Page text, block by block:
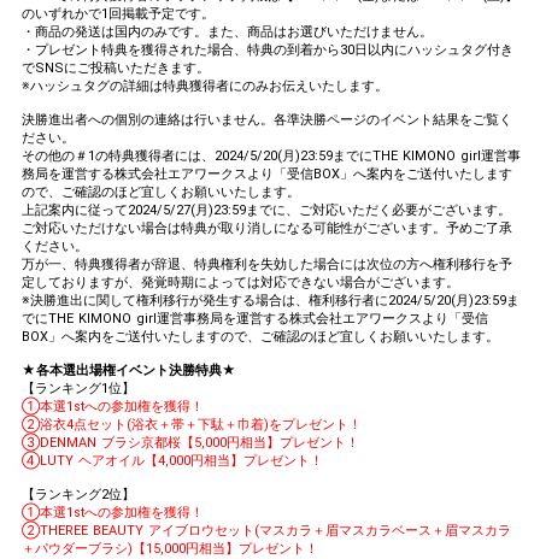
のいずれかで1回掲載予定です。
・商品の発送は国内のみです。また、商品はお選びいただけません。
・プレゼント特典を獲得された場合、特典の到着から30日以内にハッシュタグ付き
でSNSにご投稿いただきます。
※ハッシュタグの詳細は特典獲得者にのみお伝えいたします。
決勝進出者への個別の連絡は行いません。各準決勝ページのイベント結果をご覧く
ださい。
その他の＃1の特典獲得者には、2024/5/20(月)23:59までにTHE KIMONO girl運営事
務局を運営する株式会社エアワークスより「受信BOX」へ案内をご送付いたします
ので、ご確認のほど宜しくお願いいたします。
上記案内に従って2024/5/27(月)23:59までに、ご対応いただく必要がございます。
ご対応いただけない場合は特典が取り消しになる可能性がございます。予めご了承
ください。
万が一、特典獲得者が辞退、特典権利を失効した場合には次位の方へ権利移行を予
定しておりますが、発覚時期によっては対応できない場合がございます。
※決勝進出に関して権利移行が発生する場合は、権利移行者に2024/5/20(月)23:59ま
でにTHE KIMONO girl運営事務局を運営する株式会社エアワークスより「受信
BOX」へ案内をご送付いたしますので、ご確認のほど宜しくお願いいたします。
★各本選出場権イベント決勝特典★
【ランキング1位】
①本選1stへの参加権を獲得！
②浴衣4点セット(浴衣＋帯＋下駄＋巾着)をプレゼント！
③DENMAN ブラシ京都桜【5,000円相当】プレゼント！
④LUTY ヘアオイル【4,000円相当】プレゼント！
【ランキング2位】
①本選1stへの参加権を獲得！
②THEREE BEAUTY アイブロウセット(マスカラ＋眉マスカラベース＋眉マスカラ
＋パウダーブラシ)【15,000円相当】プレゼント！